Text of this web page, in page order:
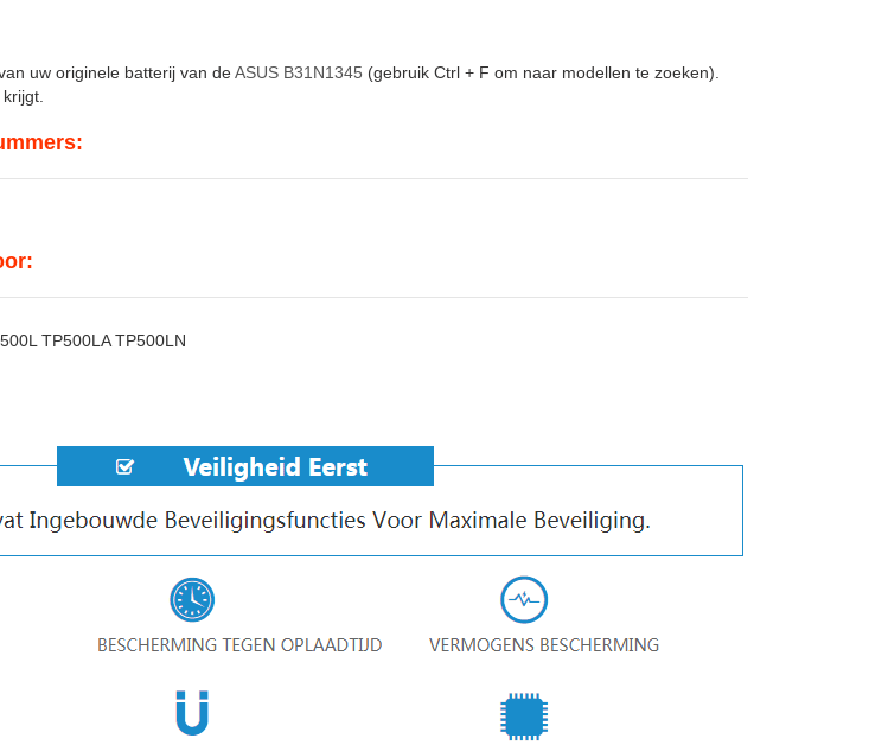
uw originele batterij van deASUS B31N1345 (gebruik Ctrl + F om naar modellen te zoeken).
TP500LA TP500LN